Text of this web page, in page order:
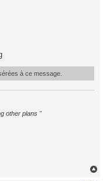
à ce message.
other plans "